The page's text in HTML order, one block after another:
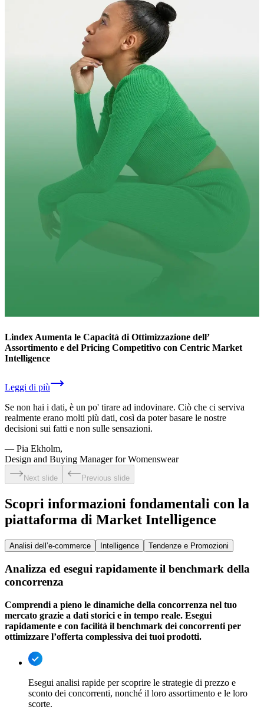
Lindex Aumenta le Capacità di Ottimizzazione dell’
Assortimento e del Pricing Competitivo con Centric Market
Intelligence
Leggi di più
Se non hai i dati, è un po' tirare ad indovinare. Ciò che ci serviva
realmente erano molti più dati, così da poter basare le nostre
decisioni sui fatti e non sulle sensazioni.
— Pia Ekholm,
Design and Buying Manager for Womenswear
Next slide Previous slide
Scopri informazioni fondamentali con la
piattaforma di Market Intelligence
Analisi dell’e-commerce Intelligence Tendenze e Promozioni
Analizza ed esegui rapidamente il benchmark della
concorrenza
Comprendi a pieno le dinamiche della concorrenza nel tuo
mercato grazie a dati storici e in tempo reale. Esegui
rapidamente e con facilità il benchmark dei concorrenti per
ottimizzare l’offerta complessiva dei tuoi prodotti.
Esegui analisi rapide per scoprire le strategie di prezzo e
sconto dei concorrenti, nonché il loro assortimento e le loro
scorte.